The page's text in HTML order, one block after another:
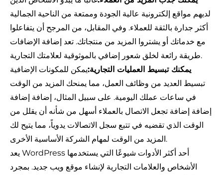
لديهم مواقع إلكترونية عالية الجودة وممتعة من الناحية الجمالية
أكثر جدارة بالثقة للعملاء. وفي المقابل، من المرجح أن يتفاعلوا
مع خدماتك أو يشتروا المزيد من منتجاتك. تعد إضافة الإضافات
طريقة رائعة لخلق شعور إضافي بالموثوقية لعلامتك التجارية.
يمكنك تبسيط العمليات التجارية:يمكن للمكونات الإضافية
تبسيط العديد من وظائف العمل، مما يمنحك المزيد من الوقت
في ساعات عملك اليومية. على سبيل المثال، إضافة إضافة
إضافة إضافة تجعل الاتصال بالعملاء أسهل من شأنه أن يقلل من
الوقت الذي تقضيه في تتبع سجل الاتصالات يدوياً، مما يتيح لك
المزيد من الوقت لمهام الشركة الأساسية الأخرى.
يعد WordPress أحد أكثر الأدوات شيوعًا التي يستخدمها
الأشخاص والعلامات التجارية لإنشاء موقع ويب جديد. بمجرد